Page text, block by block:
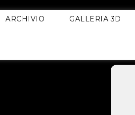
ARCHIVIO GALLERIA 3D